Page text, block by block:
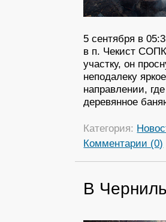
5 сентября в
в п. Чекист
участку, он
неподалеку
направлении,
деревянное
Категория:
Комментарии (0)
В